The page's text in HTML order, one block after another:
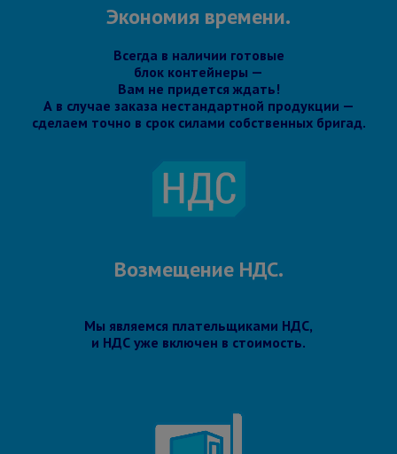
Экономия времени.
Всегда в наличии готовые
блок контейнеры —
Вам не придется ждать!
А в случае заказа нестандартной продукции —
сделаем точно в срок силами собственных бригад.
Возмещение НДС.
Мы являемся плательщиками НДС,
и НДС уже включен в стоимость.